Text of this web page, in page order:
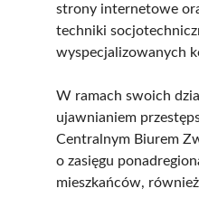
strony internetowe
techniki
wyspecjalizowanych
W ramach swoich
ujawnianiem
Centralnym Biurem
o zasięgu
mieszkańców,